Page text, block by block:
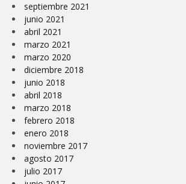
septiembre 2021
junio 2021
abril 2021
marzo 2021
marzo 2020
diciembre 2018
junio 2018
abril 2018
marzo 2018
febrero 2018
enero 2018
noviembre 2017
agosto 2017
julio 2017